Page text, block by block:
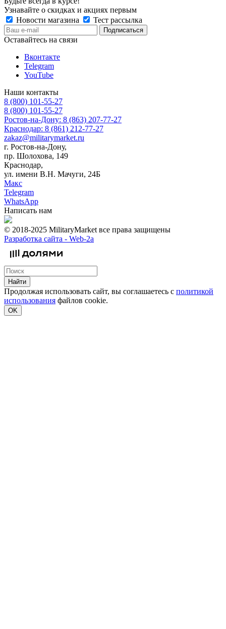
Узнавайте о скидках и акциях первым
Новости магазина
Тест рассылка
Оставайтесь на связи
Вконтакте
Telegram
YouTube
Наши контакты
8 (800) 101-55-27
8 (800) 101-55-27
Ростов-на-Дону: 8 (863) 207-77-27
Краснодар: 8 (861) 212-77-27
zakaz@militarymarket.ru
г. Ростов-на-Дону,
пр. Шолохова, 149
Краснодар,
ул. имени В.Н. Мачуги, 24Б
Макс
Telegram
WhatsApp
Написать нам
© 2018-2025 MilitaryMarket все права защищены
Разработка сайта - Web-2a
Найти
Продолжая использовать сайт, вы соглашаетесь с политикой
использования файлов cookie.
OK